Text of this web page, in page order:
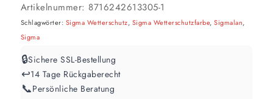
Artikelnummer: 8716242613305-1
Schlagwörter: Sigma Wetterschutz, Sigma Wetterschutzfarbe,Sigmalan,
Sigma
🔒Sichere SSL-Bestellung
↩️14 Tage Rückgaberecht
📞Persönliche Beratung